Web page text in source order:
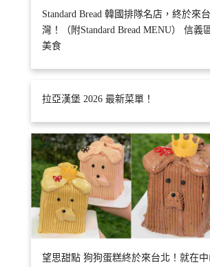
Standard Bread 韓國排隊名店，終於來台
灣！（附Standard Bread MENU） 信義
美食
拉亞漢堡 2026 最新菜單！
望思甜點 狗狗蛋糕終於來台北！就在中